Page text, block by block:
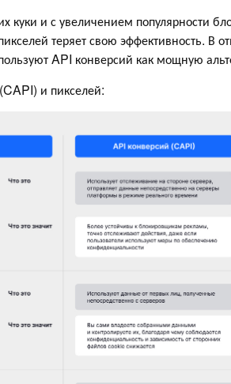
куки и с увеличением популярности
теряет свою эффективность. В
API конверсий как мощную
и пикселей: